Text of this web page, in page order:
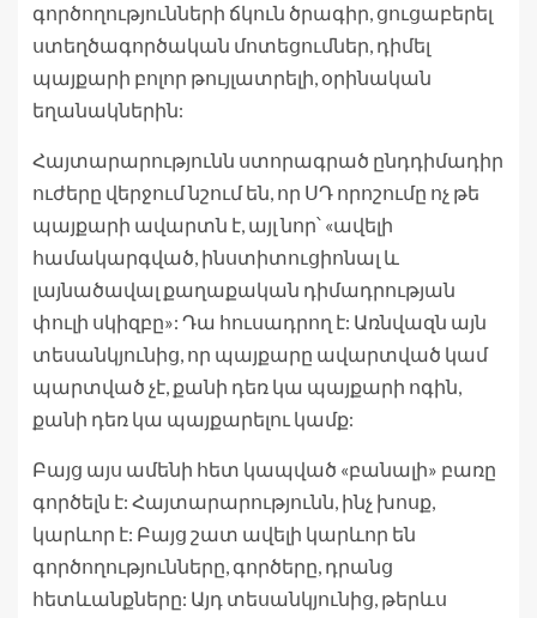
գործողությունների ճկուն ծրագիր, ցուցաբերել
ստեղծագործական մոտեցումներ, դիմել
պայքարի բոլոր թույլատրելի, օրինական
եղանակներին:
Հայտարարությունն ստորագրած ընդդիմադիր
ուժերը վերջում նշում են, որ ՍԴ որոշումը ոչ թե
պայքարի ավարտն է, այլ նոր՝ «ավելի
համակարգված, ինստիտուցիոնալ և
լայնածավալ քաղաքական դիմադրության
փուլի սկիզբը»: Դա հուսադրող է: Առնվազն այն
տեսանկյունից, որ պայքարը ավարտված կամ
պարտված չէ, քանի դեռ կա պայքարի ոգին,
քանի դեռ կա պայքարելու կամք:
Բայց այս ամենի հետ կապված «բանալի» բառը
գործելն է: Հայտարարությունն, ինչ խոսք,
կարևոր է: Բայց շատ ավելի կարևոր են
գործողությունները, գործերը, դրանց
հետևանքները: Այդ տեսանկյունից, թերևս